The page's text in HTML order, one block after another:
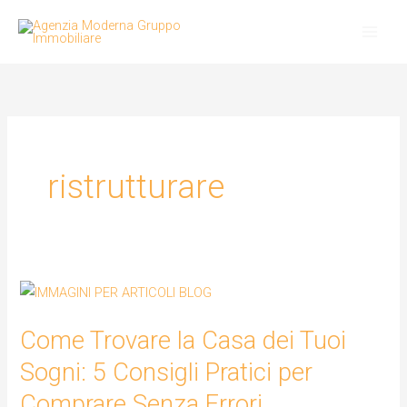
ristrutturare
Come Trovare la Casa dei Tuoi
Sogni: 5 Consigli Pratici per
Come
la
Casa